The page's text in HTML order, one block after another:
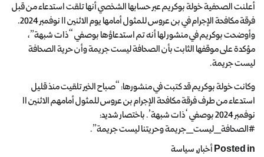
أعلنت الصحفية خولة بوكريم عبر حسابها الشخصي أنها تلقت استدعاء من قبل
فرقة مكافحة الإجرام في بن عروس للمثول أمامها يوم الاثنين 11 نوفمبر 2024.
وأوضحت بوكريم في منشور لها أنه تم استدعاؤها بوصفي “ذات شبهة”،
مؤكدة على موقفها الثابت بأن الصحافة ليست جريمة وأن حرية الصحافة
ليست جريمة.
وكانت خولة بوكريم قد كتبت في منشورها: “صباح الخير تلقيت منذ قليل
استدعاء من طرف فرقة مكافحة الإجرام بن عروس للمثول أمامهم الاثنين 11
نوفمبر 2024 بوصفي ‘ذات شبهة’. باختصار شديد:
#الصحافة_ليست_جريمة وحريتنا ليست جريمة”.
Posted inأخبار,سياسة